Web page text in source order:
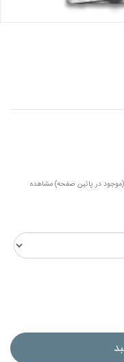
در پائین صفحه) مشاهده